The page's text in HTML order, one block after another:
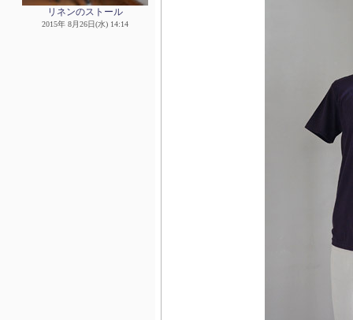
リネンのストール
2015年 8月26日(水) 14:14